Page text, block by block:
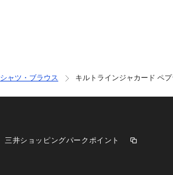
シャツ・ブラウス キルトラインジャカード ペ
三井ショッピングパークポイント